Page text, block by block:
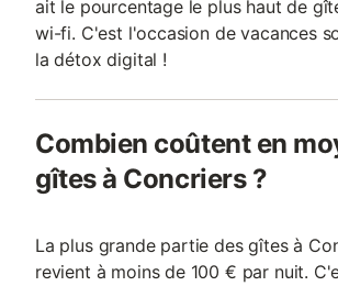
ait le pourcentage le plus haut de
wi-fi. C'est l'occasion de vacances
la détox digital !
Combien coûtent en
gîtes à Concriers ?
La plus grande partie des gîtes à
revient à moins de 100 € par nuit.